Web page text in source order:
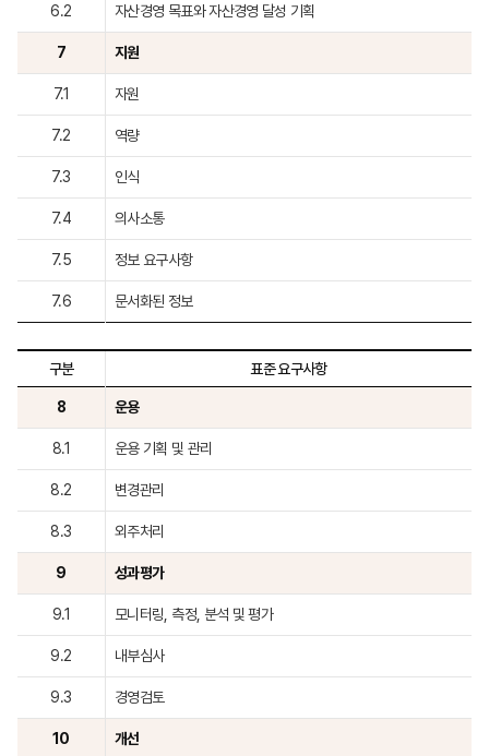
6.2 자산경영 목표와 자산경영 달성 기획
7 지원
7.1 자원
7.2 역량
7.3 인식
7.4 의사소통
7.5 정보 요구사항
7.6 문서화된 정보
구분 표준 요구사항
8 운용
8.1 운용 기획 및 관리
8.2 변경관리
8.3 외주처리
9 성과평가
9.1 모니터링, 측정, 분석 및 평가
9.2 내부심사
9.3 경영검토
10 개선